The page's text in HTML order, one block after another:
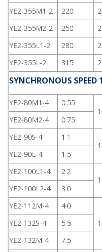
YE2-355M1-2
220
YE2-355M2-2
250
YE2-355L1-2
280
YE2-355L-2
315
SYNCHRONOUS SPEED
YE2-80M1-4
0.55
YE2-80M2-4
0.75
YE2-90S-4
1.1
YE2-90L-4
1.5
YE2-100L1-4
2.2
YE2-100L2-4
3.0
YE2-112M-4
4.0
YE2-132S-4
5.5
YE2-132M-4
7.5